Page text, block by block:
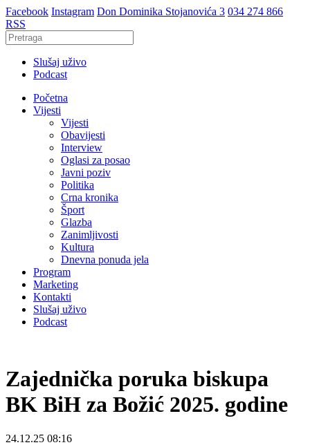
Facebook Instagram Don Dominika Stojanovića 3 034 274 866
RSS
Slušaj uživo
Podcast
Početna
Vijesti
Vijesti
Obavijesti
Interview
Oglasi za posao
Javni poziv
Politika
Crna kronika
Šport
Glazba
Zanimljivosti
Kultura
Dnevna ponuda jela
Program
Marketing
Kontakti
Slušaj uživo
Podcast
Zajednička poruka biskupa
BK BiH za Božić 2025. godine
24.12.25 08:16